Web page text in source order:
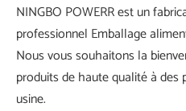
NINGBO POWERR est un
professionnel Emballage
Nous vous souhaitons la
produits de haute qualité à
usine.